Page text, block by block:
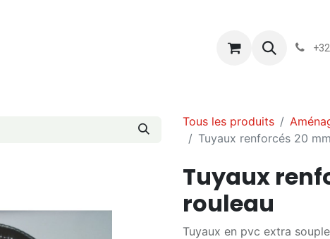
Conditions-
Tous les produits
Tuyaux renforcés 20
Tuyaux
rouleau
Tuyaux en pvc extra